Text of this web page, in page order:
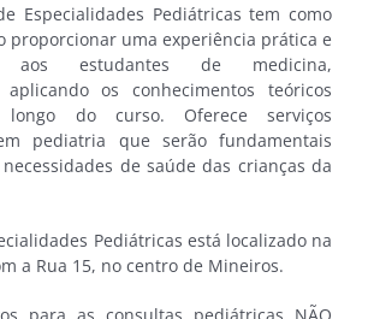
Especialidades Pediátricas tem como
proporcionar uma experiência prática e
aos estudantes de medicina,
os conhecimentos teóricos
do curso. Oferece serviços
pediatria que serão fundamentais
de saúde das crianças da
Pediátricas está localizado na
a Rua 15, no centro de Mineiros.